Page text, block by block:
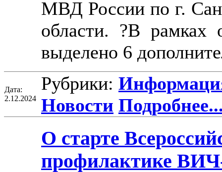
МВД России по г.
области. ?В рамках
выделено 6
Дата:
2.12.2024
Рубрики:
Новости
О старте
профилактике